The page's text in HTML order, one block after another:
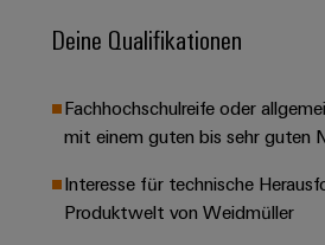
Sicherer
Betrieb
vernetzten
für
Prozessindustrie
Industrial
Industrial
Security
Industrial
Industrial
Touch-
Engineering-
Bestellmöglichkeiten
OCI-
finden
Partner
-
Systemintegratoren
Stellenbörse
Deine Qualifikationen
Fachhochschulreife oder
mit einem guten bis sehr guten
Interesse für technische
Produktwelt von Weidmüller​